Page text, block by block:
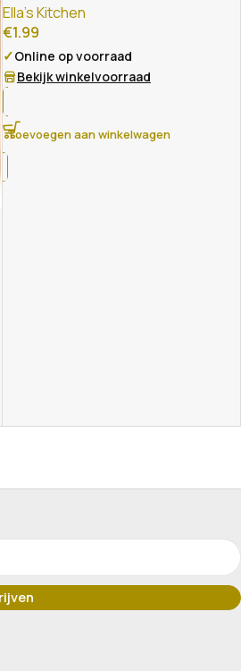
Ella's Kitchen
€1.99
✓Online op voorraad
Bekijk winkelvoorraad
Toevoegen aan winkelwagen